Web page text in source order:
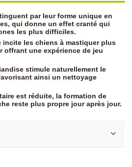
par leur forme unique en
qui donne un effet cranté qui
les plus difficiles.
incite les chiens à mastiquer plus
offrant une expérience de jeu
stimule naturellement le
ainsi un nettoyage
est réduite, la formation de
reste plus propre jour après jour.